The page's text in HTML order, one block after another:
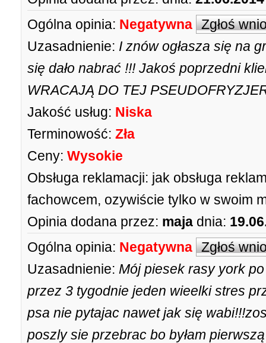
Ogólna opinia: Negatywna Zgłoś
Uzasadnienie: I znów ogłasza się na
się dało nabrać !!! Jakoś poprzedni
WRACAJĄ DO TEJ
Jakość usług: Niska
Terminowość: Zła
Ceny: Wysokie
Obsługa reklamacji: jak obsługa
fachowcem, ozywiście tylko w swoim
Opinia dodana przez: maja dnia:
Ogólna opinia: Negatywna Zgłoś
Uzasadnienie: Mój piesek rasy york
przez 3 tygodnie jeden wieelki stres
psa nie pytajac nawet jak się
poszly sie przebrac bo byłam